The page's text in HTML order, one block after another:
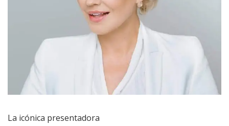
La icónica presentadora